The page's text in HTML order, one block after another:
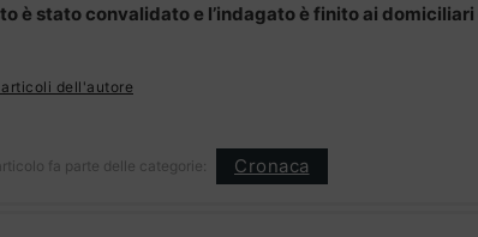
è stato convalidato e l’indagato è finito ai
dell'autore
fa parte delle categorie: Cronaca